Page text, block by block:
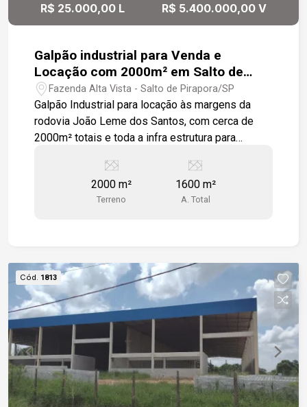
R$ 25.000,00 L R$ 5.400.000,00 V
Galpão industrial para Venda e
Locação com 2000m² em Salto de
Pirapora
Fazenda Alta Vista - Salto de Pirapora/SP
Galpão Industrial para locação às margens da
rodovia João Leme dos Santos, com cerca de
2000m² totais e toda a infra estrutura para
rodovias Raposo Tavares e Castelo Branco.
Estamos à disposição para te atender. Gostaria
de saber mais informações ou agendar uma
2000 m²
Terreno
1600 m²
A. Total
Cód. 1813